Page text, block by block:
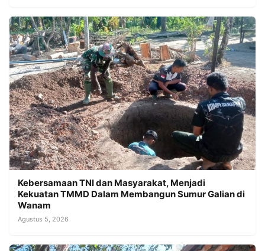
Kebersamaan TNI dan Masyarakat, Menjadi
Kekuatan TMMD Dalam Membangun Sumur Galian di
Wanam
Agustus 5, 2026